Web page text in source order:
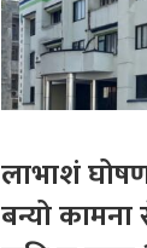
लाभाशं
बन्यो